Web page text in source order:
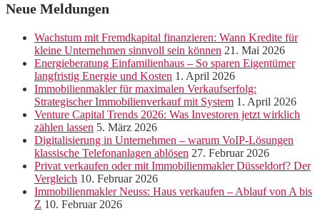
Neue Meldungen
Wachstum mit Fremdkapital finanzieren: Wann Kredite für
kleine Unternehmen sinnvoll sein können 21. Mai 2026
Energieberatung Einfamilienhaus – So sparen Eigentümer
langfristig Energie und Kosten 1. April 2026
Immobilienmakler für maximalen Verkaufserfolg:
Strategischer Immobilienverkauf mit System 1. April 2026
Venture Capital Trends 2026: Was Investoren jetzt wirklich
zählen lassen 5. März 2026
Digitalisierung in Unternehmen – warum VoIP-Lösungen
klassische Telefonanlagen ablösen 27. Februar 2026
Privat verkaufen oder mit Immobilienmakler Düsseldorf? Der
Vergleich 10. Februar 2026
Immobilienmakler Neuss: Haus verkaufen – Ablauf von A bis
Z 10. Februar 2026